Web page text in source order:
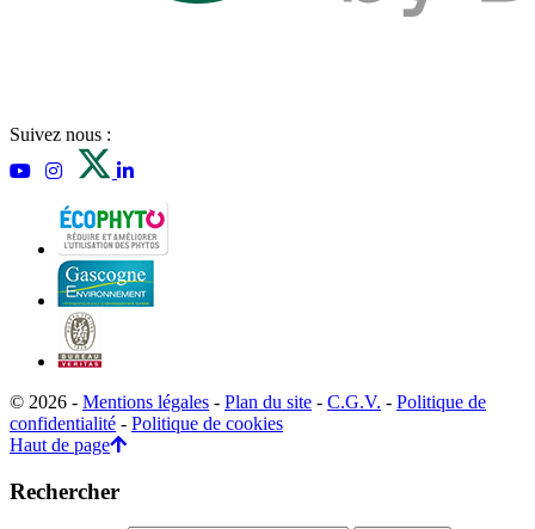
Suivez nous :
© 2026 - Mentions légales - Plan du site - C.G.V. - Politique de
confidentialité - Politique de cookies
Haut de page
Rechercher